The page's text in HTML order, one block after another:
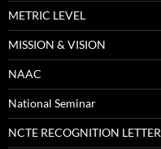
METRIC LEVEL
MISSION & VISION
NAAC
National Seminar
NCTE RECOGNITION LETTER